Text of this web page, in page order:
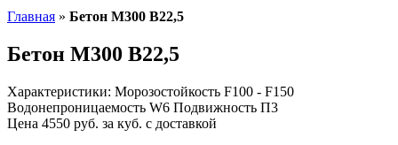
Главная » Бетон М300 В22,5
Бетон М300 В22,5
Характеристики: Морозостойкость F100 - F150
Водонепроницаемость W6 Подвижность П3
Цена 4550 руб. за куб. с доставкой